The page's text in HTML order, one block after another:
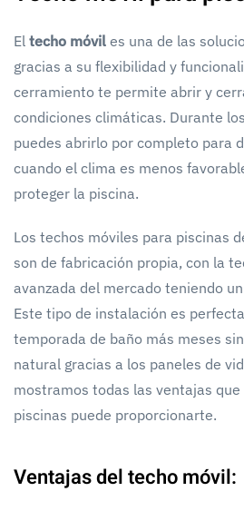
El techo móvil es una de las
gracias a su flexibilidad y
cerramiento te permite abrir y
condiciones climáticas. Durante
puedes abrirlo por completo para
cuando el clima es menos
proteger la piscina.
Los techos móviles para piscinas
son de fabricación propia, con la
avanzada del mercado teniendo
Este tipo de instalación es
temporada de baño más meses
natural gracias a los paneles de
mostramos todas las ventajas
piscinas puede proporcionarte.
Ventajas del techo móvil: